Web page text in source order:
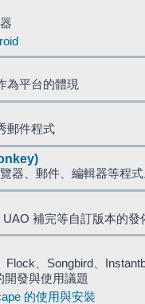
為平台的體現
郵件程式
覽器、郵件、編輯器等程
補完等自訂版本的發
Flock、Songbird、
開發與使用議題
的使用與安裝